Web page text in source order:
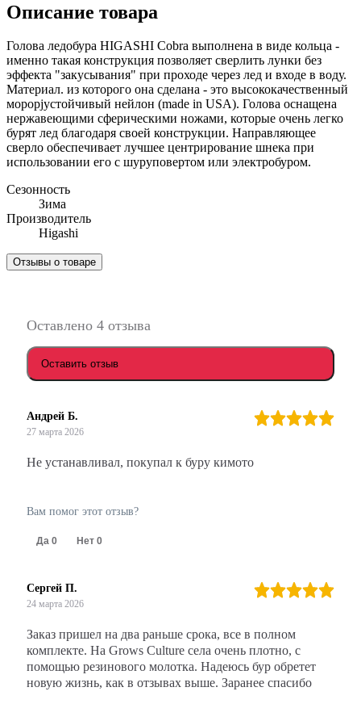
Описание товара
Голова ледобура HIGASHI Cobra выполнена в виде кольца -
именно такая конструкция позволяет сверлить лунки без
эффекта "закусывания" при проходе через лед и входе в воду.
Материал. из которого она сделана - это высококачественный
мороpjустойчивый нейлон (made in USA). Голова оснащена
нержавеющими сферическими ножами, которые очень легко
бурят лед благодаря своей конструкции. Направляющее
сверло обеспечивает лучшее центрирование шнека при
использовании его с шуруповертом или электробуром.
Сезонность
Зима
Производитель
Higashi
Отзывы о товаре
Оставлено 4 отзыва
Оставить отзыв
Андрей Б.
27 марта 2026
Не устанавливал, покупал к буру кимото
Вам помог этот отзыв?
Да 0 Нет 0
Сергей П.
24 марта 2026
Заказ пришел на два раньше срока, все в полном
комплекте. На Grows Culture села очень плотно, с
помощью резинового молотка. Надеюсь бур обретет
новую жизнь, как в отзывах выше. Заранее спасибо